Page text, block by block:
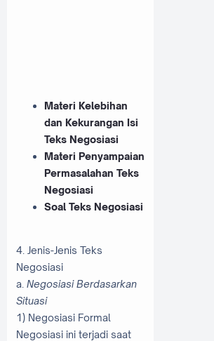
Materi Kelebihan
dan Kekurangan Isi
Teks Negosiasi
Materi Penyampaian
Permasalahan Teks
Negosiasi
Soal Teks Negosiasi
4. Jenis-Jenis Teks
Negosiasi
a. Negosiasi Berdasarkan
Situasi
1) Negosiasi Formal
Negosiasi ini terjadi saat